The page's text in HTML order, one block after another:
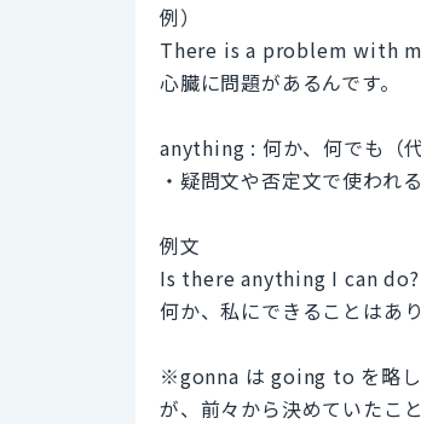
例）
There is a problem with
心臓に問題があるんです。
anything : 何か、何でも（代
・疑問文や否定文で使われ
例文
Is there anything I can
何か、私にできることはあ
※gonna は going to を略し
が、前々から決めていたこ